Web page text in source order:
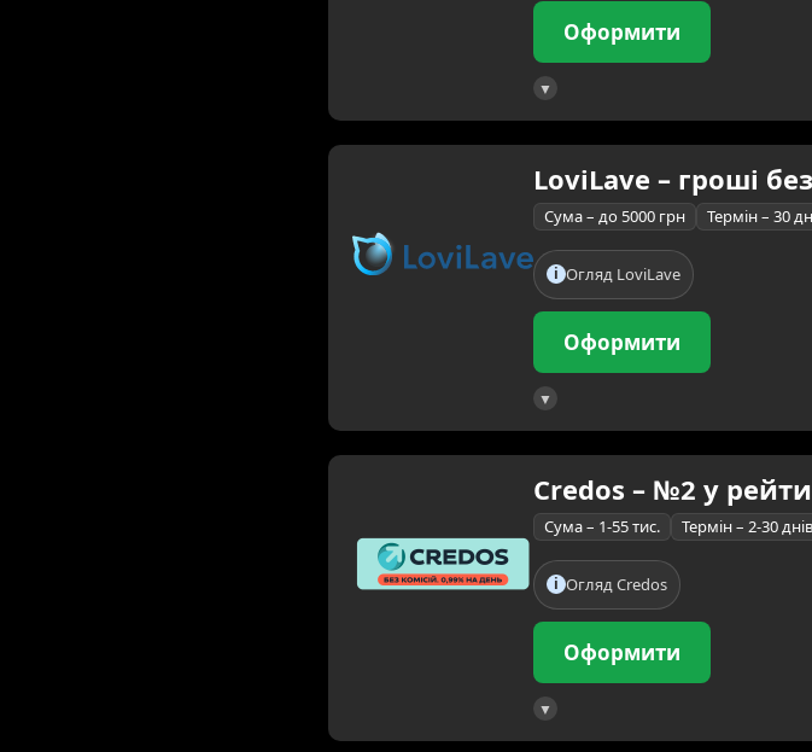
Оформити
LoviLave – гроші
Сума – до 5000 грн Термін – 30
Огляд LoviLave
Оформити
Credos – №2 у
Сума – 1-55 тис. Термін – 2-30 днів
Огляд Credos
Оформити